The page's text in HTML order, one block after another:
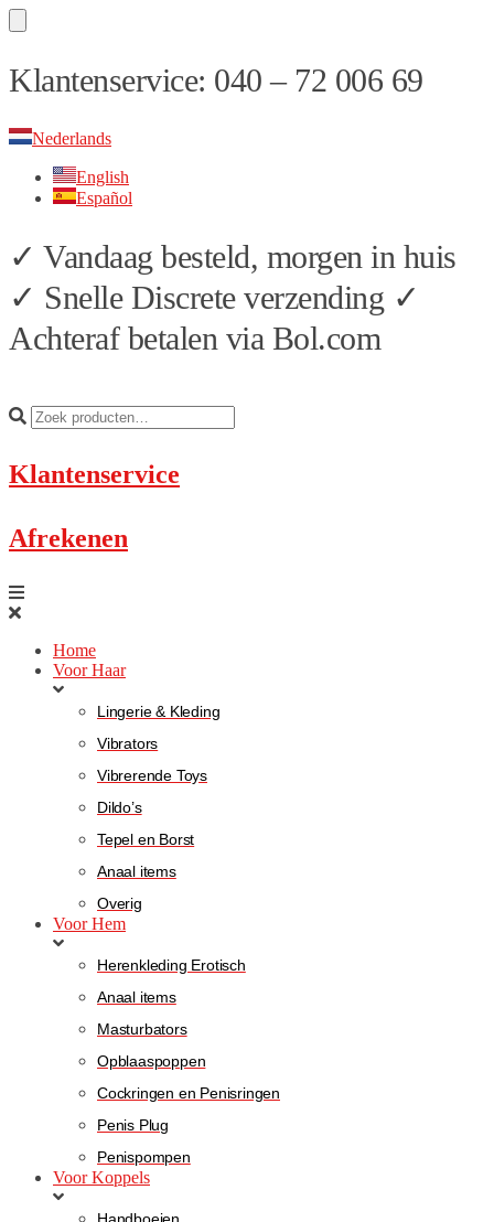
Skip
to
Skip
to
Klantenservice: 040 – 72 006 69
Nederlands
English
Español
✓ Vandaag besteld, morgen in huis
✓ Snelle Discrete verzending ✓
Achteraf betalen via Bol.com
Klantenservice
Afrekenen
Home
Voor Haar
Lingerie & Kleding
Vibrators
Vibrerende Toys
Dildo’s
Tepel en Borst
Anaal items
Overig
Voor Hem
Herenkleding Erotisch
Anaal items
Masturbators
Opblaaspoppen
Cockringen en Penisringen
Penis Plug
Penispompen
Voor Koppels
Handboeien